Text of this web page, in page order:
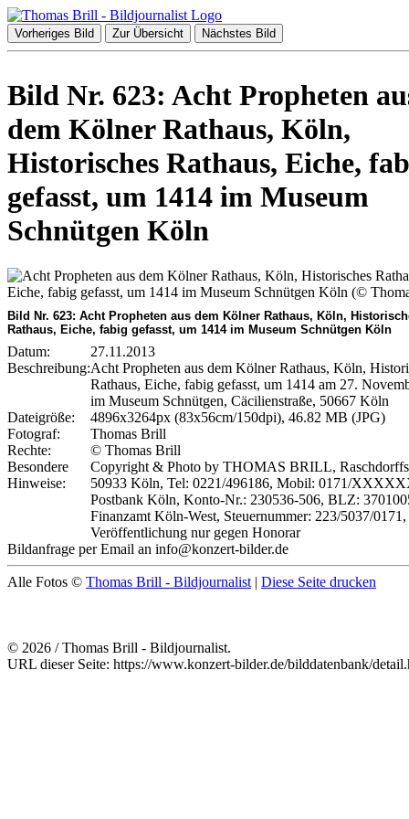
Vorheriges Bild Zur Übersicht Nächstes Bild
Bild Nr. 623: Acht Propheten
dem Kölner Rathaus, Köln,
Historisches Rathaus, Eiche,
gefasst, um 1414 im Museum
Schnütgen Köln
Bild Nr. 623: Acht Propheten aus dem Kölner Rathaus, Köln,
Rathaus, Eiche, fabig gefasst, um 1414 im Museum Schnütgen Köln
Datum:
27.11.2013
Beschreibung:Acht Propheten aus dem Kölner Rathaus, Köln,
Rathaus, Eiche, fabig gefasst, um 1414 am 27.
im Museum Schnütgen, Cäcilienstraße, 50667 Köln
Dateigröße:
4896x3264px (83x56cm/150dpi), 46.82 MB (JPG)
Fotograf:
Thomas Brill
Rechte:
© Thomas Brill
Besondere
Hinweise:
Copyright & Photo by THOMAS BRILL,
50933 Köln, Tel: 0221/496186, Mobil: 0171/
Postbank Köln, Konto-Nr.: 230536-506, BLZ:
Finanzamt Köln-West, Steuernummer: 223/5037/
Veröffentlichung nur gegen Honorar
Bildanfrage per Email an info@konzert-bilder.de
Alle Fotos © Thomas Brill - Bildjournalist | Diese Seite drucken
© 2026 / Thomas Brill - Bildjournalist.
URL dieser Seite: https://www.konzert-bilder.de/bilddatenbank/